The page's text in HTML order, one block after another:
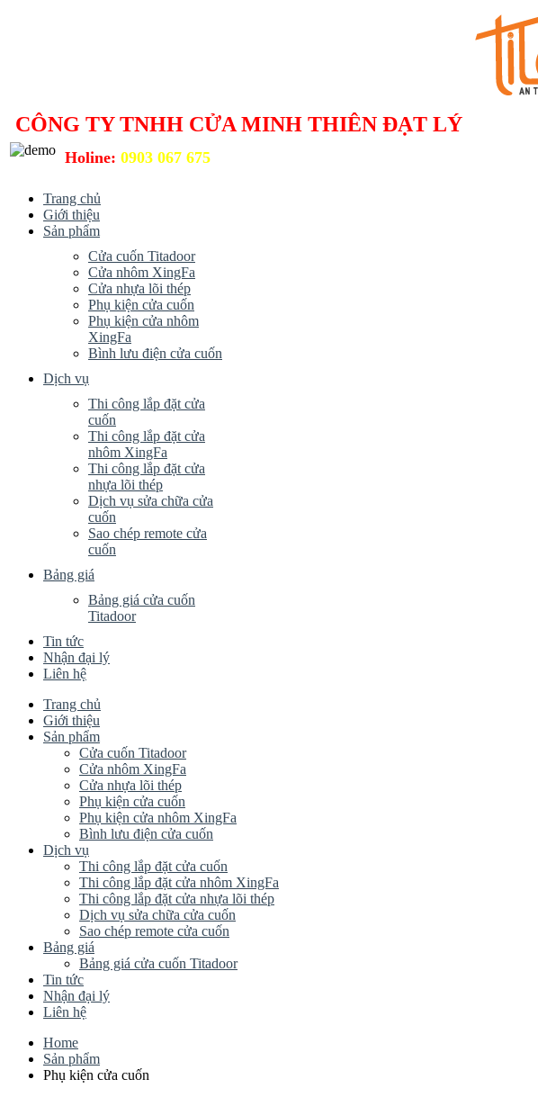
CÔNG TY TNHH CỬA MINH THIÊN ĐẠT LÝ
Holine: 0903 067 675
Trang chủ
Giới thiệu
Sản phẩm
Cửa cuốn Titadoor
Cửa nhôm XingFa
Cửa nhựa lõi thép
Phụ kiện cửa cuốn
Phụ kiện cửa nhôm
XingFa
Bình lưu điện cửa cuốn
Dịch vụ
Thi công lắp đặt cửa
cuốn
Thi công lắp đặt cửa
nhôm XingFa
Thi công lắp đặt cửa
nhựa lõi thép
Dịch vụ sửa chữa cửa
cuốn
Sao chép remote cửa
cuốn
Bảng giá
Bảng giá cửa cuốn
Titadoor
Tin tức
Nhận đại lý
Liên hệ
Trang chủ
Giới thiệu
Sản phẩm
Cửa cuốn Titadoor
Cửa nhôm XingFa
Cửa nhựa lõi thép
Phụ kiện cửa cuốn
Phụ kiện cửa nhôm XingFa
Bình lưu điện cửa cuốn
Dịch vụ
Thi công lắp đặt cửa cuốn
Thi công lắp đặt cửa nhôm XingFa
Thi công lắp đặt cửa nhựa lõi thép
Dịch vụ sửa chữa cửa cuốn
Sao chép remote cửa cuốn
Bảng giá
Bảng giá cửa cuốn Titadoor
Tin tức
Nhận đại lý
Liên hệ
Home
Sản phẩm
Phụ kiện cửa cuốn